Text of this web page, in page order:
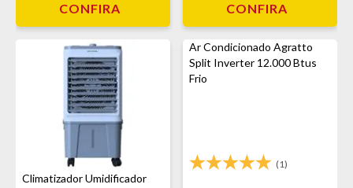
CONFIRA CONFIRA
Climatizador Umidificador
Ar Condicionado Agratto
Split Inverter 12.000 Btus
Frio
(1)